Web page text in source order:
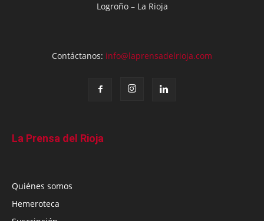
Logroño – La Rioja
Contáctanos: info@laprensadelrioja.com
La Prensa del Rioja
Quiénes somos
Hemeroteca